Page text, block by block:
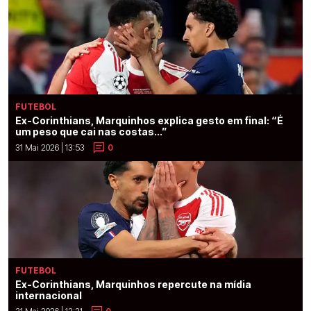
FUTEBOL
Ex-Corinthians, Marquinhos explica gesto em final: “É
um peso que cai nas costas...”
31 Mai 2026 | 13:53 0
FUTEBOL
Ex-Corinthians, Marquinhos repercute na mídia
internacional